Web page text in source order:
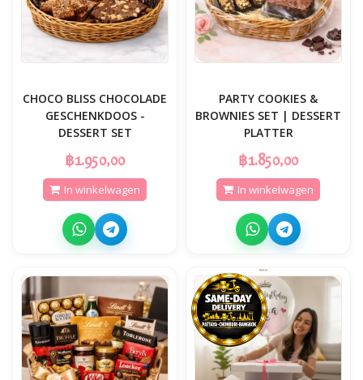
CHOCO BLISS CHOCOLADE
GESCHENKDOOS -
DESSERT SET
฿1.950,00
In winkelwagen
PARTY COOKIES &
BROWNIES SET | DESSERT
PLATTER
฿1.850,00
In winkelwagen